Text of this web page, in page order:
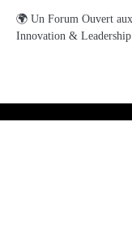
🌍 Un Forum Ouvert
Innovation &